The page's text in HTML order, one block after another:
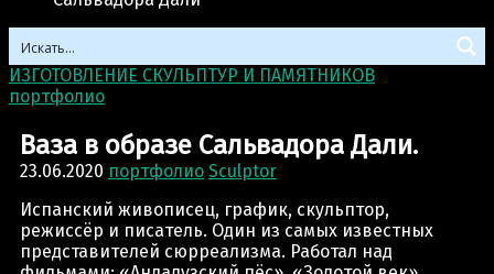
ИЗГОТОВЛЕНИЕ СКУЛЬПТУР И ПАМЯТНИКОВ
портфолио
Ваза в образе Сальвадора Дали.
23.06.2020 портфолио Sculptor
Испанский живописец, график, скульптор,
режиссёр и писатель. Один из самых известных
представителей сюрреализма. Работал над